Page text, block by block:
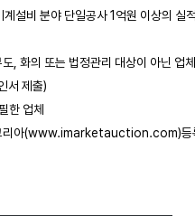
계설비 분야 단일공사 1억원 이상의 실
, 화의 또는 법정관리 대상이 아닌 업체
서 제출)
한 업체
코리아(www.imarketauction.com)등